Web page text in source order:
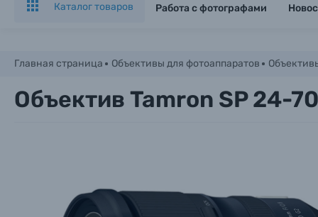
Каталог товаров Работа с фотографами
Главная страница Объективы для фотоаппаратов
Объектив Tamron SP 24-